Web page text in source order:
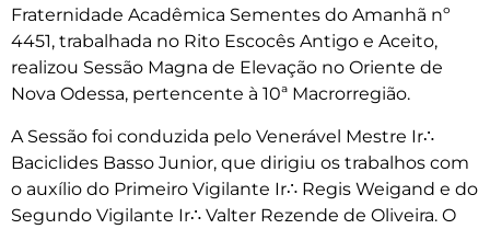
Fraternidade Acadêmica Sementes do Amanhã nº
4451, trabalhada no Rito Escocês Antigo e Aceito,
realizou Sessão Magna de Elevação no Oriente de
Nova Odessa, pertencente à 10ª Macrorregião.
A Sessão foi conduzida pelo Venerável Mestre Ir∴
Baciclides Basso Junior, que dirigiu os trabalhos com
o auxílio do Primeiro Vigilante Ir∴ Regis Weigand e do
Segundo Vigilante Ir∴ Valter Rezende de Oliveira. O